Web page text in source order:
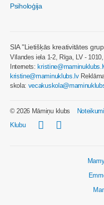
Psiholoģija
SIA "Lietišķās kreativitātes
Vīlandes iela 1-2, Rīga, LV -
Internets:
kristine@maminuklubs.lv
skola:
© 2026 Māmiņu klubs Noteikumi
Klubu